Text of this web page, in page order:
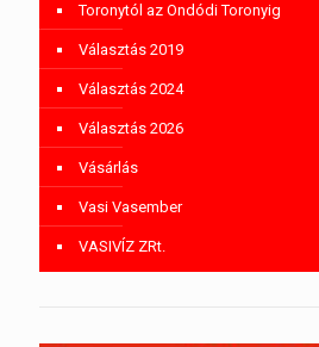
Toronytól az Ondódi Toronyig
Választás 2019
Választás 2024
Választás 2026
Vásárlás
Vasi Vasember
VASIVÍZ ZRt.